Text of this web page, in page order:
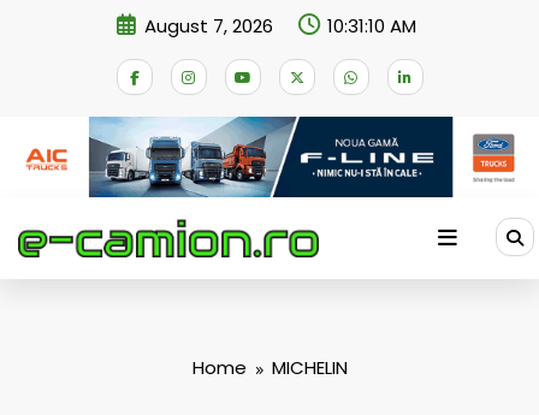
August 7, 2026 10:31:11 AM
Home MICHELIN